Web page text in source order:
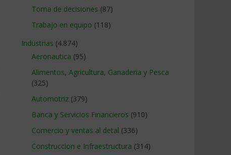
Toma de decisiones (87)
Trabajo en equipo (118)
Industrias (4.874)
Aeronautica (95)
Alimentos, Agricultura, Ganaderia y Pesca
(325)
Automotriz (379)
Banca y Servicios Financieros (910)
Comercio y ventas al detal (336)
Construccion e Infraestructura (314)